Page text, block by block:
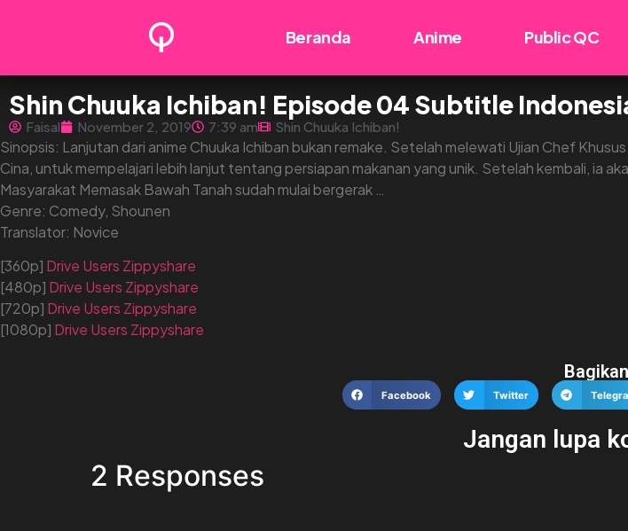
Beranda Anime Public QC
Shin Chuuka Ichiban! Episode 04 Subtitle
Faisal November 2, 2019 7:39 am Shin Chuuka Ichiban!
Sinopsis: Lanjutan dari anime Chuuka Ichiban bukan remake. Setelah melewati Ujian Chef
Cina, untuk mempelajari lebih lanjut tentang persiapan makanan yang unik. Setelah kembali, ia
Masyarakat Memasak Bawah Tanah sudah mulai bergerak …
Genre: Comedy, Shounen
Translator: Novice
[360p] Drive Users Zippyshare
[480p] Drive Users Zippyshare
[720p] Drive Users Zippyshare
[1080p] Drive Users Zippyshare
Bagikan
Facebook Twitter
Jangan lupa
2 Responses